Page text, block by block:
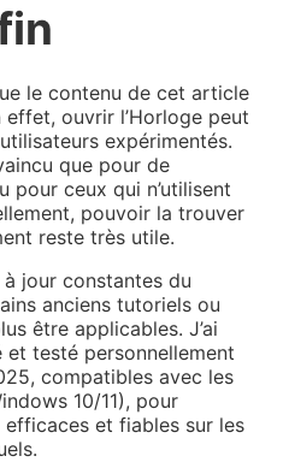
le contenu de cet article
ouvrir l’Horloge peut
expérimentés.
que pour de
pour ceux qui n’utilisent
pouvoir la trouver
reste très utile.
jour constantes du
anciens tutoriels ou
être applicables. J’ai
testé personnellement
compatibles avec les
10/11), pour
efficaces et fiables sur les